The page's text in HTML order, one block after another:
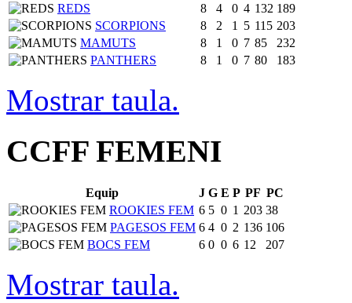
REDS
8 4 0 4 132 189
SCORPIONS
8 2 1 5 115 203
MAMUTS
8 1 0 7 85
232
PANTHERS
8 1 0 7 80 183
Mostrar taula.
CCFF FEMENI
Equip J G E P PF PC
ROOKIES FEM 6 5 0 1 203 38
PAGESOS FEM 6 4 0 2 136 106
BOCS FEM
6 0 0 6 12 207
Mostrar taula.